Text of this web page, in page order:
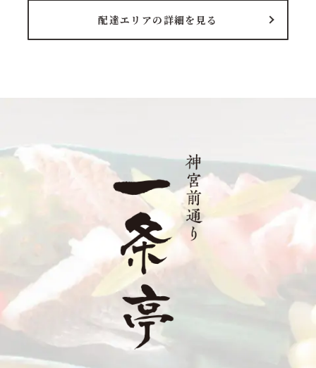
配達エリアの詳細を見る